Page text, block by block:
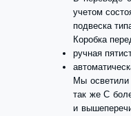
учетом
подвеска
Коробка
ручная
Мы
так же С
и